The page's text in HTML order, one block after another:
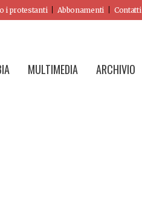
i protestanti Abbonamenti Contatti
MULTIMEDIA ARCHIVIO